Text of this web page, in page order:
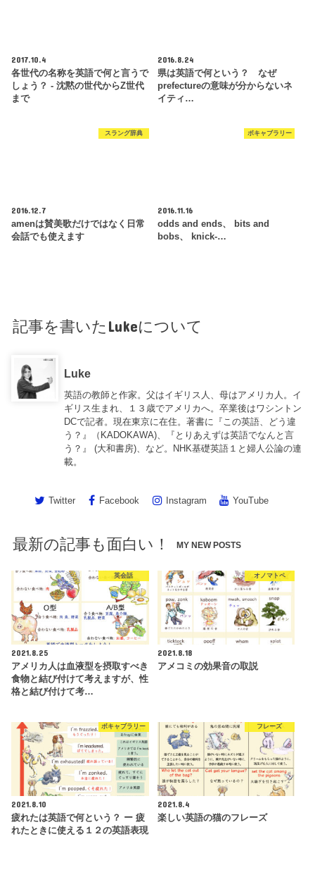
2017.10.4
各世代の名称を英語で何と言うで
しょう？ - 沈黙の世代からZ世代
まで
2016.8.24
県は英語で何という？ なぜ
prefectureの意味が分からないネ
イティ…
スラング辞典
2016.12.7
amenは賛美歌だけではなく日常
会話でも使えます
ボキャブラリー
2016.11.16
odds and ends、 bits and
bobs、 knick-…
記事を書いたLukeについて
Luke
英語の教師と作家。父はイギリス人、母はアメリカ人。イ
ギリス生まれ、１３歳でアメリカへ。卒業後はワシントン
DCで記者。現在東京に在住。著書に『この英語、どう違
う？』（KADOKAWA)、『とりあえずは英語でなんと言
う？』 (大和書房)、など。NHK基礎英語１と婦人公論の連
載。
Twitter Facebook Instagram YouTube
最新の記事も面白い！ MY NEW POSTS
英会話
2021.8.25
アメリカ人は血液型を摂取すべき
食物と結び付けて考えますが、性
格と結び付けて考…
オノマトペ
2021.8.18
アメコミの効果音の取説
ボキャブラリー
2021.8.10
疲れたは英語で何という？ ー 疲
れたときに使える１２の英語表現
フレーズ
2021.8.4
楽しい英語の猫のフレーズ